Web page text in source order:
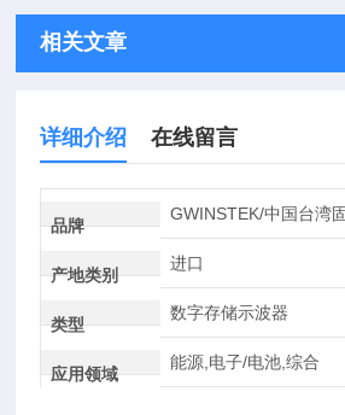
相关文章
详细介绍 在线留言
品牌
GWINSTEK/中国台湾
产地类别
进口
类型
数字存储示波器
应用领域
能源,电子/电池,综合